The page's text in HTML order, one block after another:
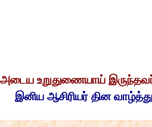
உறுதுணையாய்
இனிய ஆசிரியர் தின